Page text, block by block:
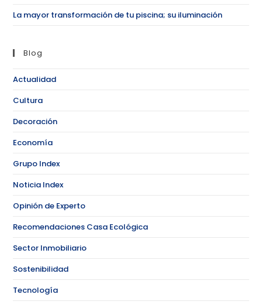
La mayor transformación de tu piscina; su iluminación
Blog
Actualidad
Cultura
Decoración
Economía
Grupo Index
Noticia Index
Opinión de Experto
Recomendaciones Casa Ecológica
Sector Inmobiliario
Sostenibilidad
Tecnología